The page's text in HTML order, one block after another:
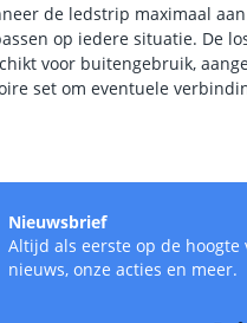
de ledstrip maximaal
op iedere situatie. De
voor buitengebruik,
set om eventuele
Nieuwsbrief
Altijd als eerste op de hoogte
nieuws, onze acties en meer.